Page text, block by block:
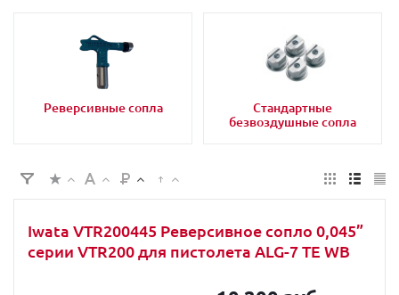
Реверсивные сопла
Стандартные
безвоздушные сопла
Iwata VTR200445 Реверсивное сопло 0,045”
серии VTR200 для пистолета ALG-7 TE WB